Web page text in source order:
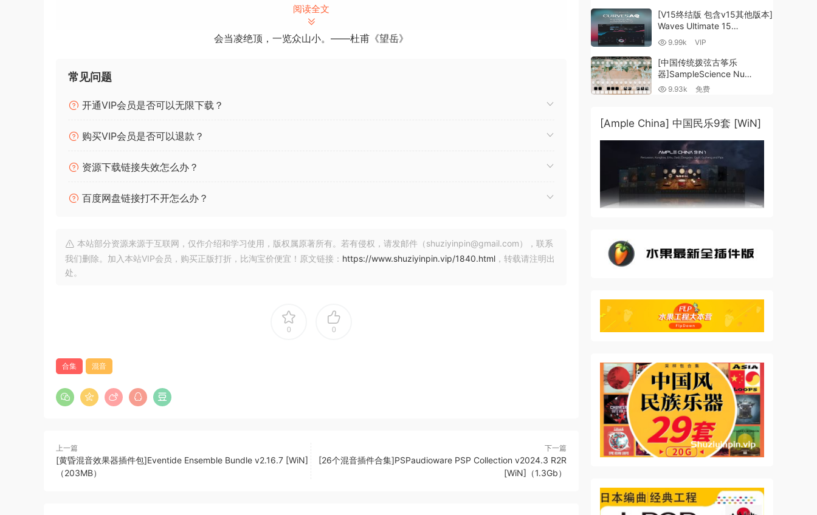
Softube – Summit Audio TLA-100A v2.5.9
Softube – TSAR-1 Reverb v2.5.9
Softube – Tube-Tech Equalizers Mk II v2.5.9
Softube – Tube-Tech CL 1B Mk II v2.5.9
Softube – Tube-Tech ME 1B v2.5.9
Softube – Tube Delay 2.5.9
Softube – Tube-Tech PE 1C v2.5.9
Softube – Tape 2.5.9
Softube – Buchla 296e Spectral Processor v2.5.9
Softube – 4ms Spectral Multiband Resonator v2.5.9
Softube – 4ms Pingable Envelope Generator v2.5.9
Softube – Intellijel uFold II v2.5.9
Softube – Mutable Instruments Rings v2.5.9
Softube – TSAR-1R Reverb v2.5.9
Softube – Amp Room v2.5.9
Softube – Marshall Plexi Super Lead 1959 v2.5.9
阅读全文
会当凌绝顶，一览众山小。——杜甫《望岳》
常见问题
开通VIP会员是否可以无限下载？
购买VIP会员是否可以退款？
资源下载链接失效怎么办？
百度网盘链接打不开怎么办？
本站部分资源来源于互联网，仅作介绍和学习使用，版权属原著所有。若有侵权，请发邮件（shuziyinpin@gmail.com），联系
我们删除。加入本站VIP会员，购买正版打折，比淘宝价便宜！原文链接： https://www.shuziyinpin.vip/1840.html ，转载请注明出
处。
0 0
合集 混音
上一篇
[黄昏混音效果器插件包]Eventide Ensemble Bundle v2.16.7 [WiN]
（203MB）
下一篇
[26个混音插件合集]PSPaudioware PSP Collection v2024.3 R2R
[WiN]（1.3Gb）
MacOSX]（80.48GB+）
[V15终结版 包含v15其他版本]
Waves Ultimate 15
v25.05.27+一键安装版+安装
MacOSX]
（4.1GB+10.2GB+9.6GB）
9.99k VIP
[中国传统拨弦古筝乐
器]SampleScience Nu
Guzheng v2.0 x64 VST
9.93k 免费
[Ample China] 中国民乐9套 [WiN]